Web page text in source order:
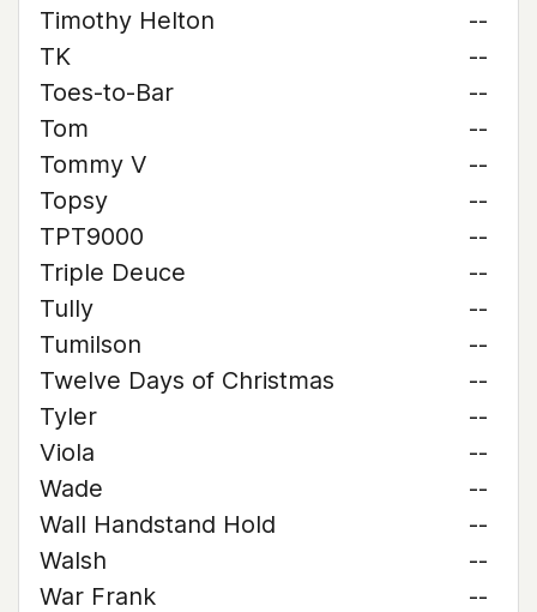
Timothy Helton
--
TK
--
Toes-to-Bar
--
Tom
--
Tommy V
--
Topsy
--
TPT9000
--
Triple Deuce
--
Tully
--
Tumilson
--
Twelve Days of Christmas
--
Tyler
--
Viola
--
Wade
--
Wall Handstand Hold
--
Walsh
--
War Frank
--